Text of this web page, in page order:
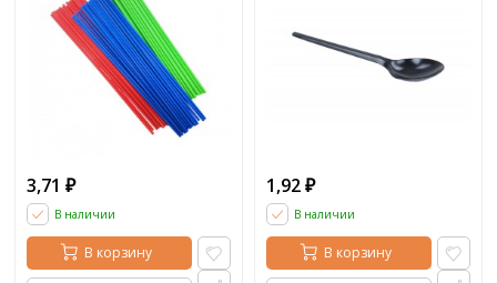
3,71 ₽
В наличии
В корзину
1,92 ₽
В наличии
В корзину